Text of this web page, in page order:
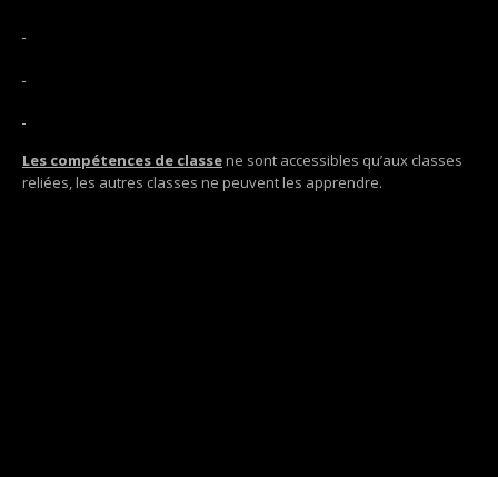
Les compétences de classene sont accessibles qu’aux classes
reliées, les autres classes ne peuvent les apprendre.